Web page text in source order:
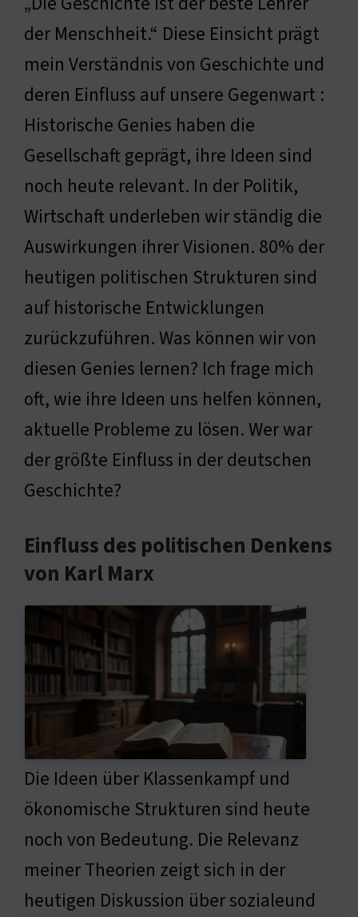
der Menschheit.“ Diese Einsicht prägt
mein Verständnis von Geschichte und
deren Einfluss auf unsere Gegenwart :
Historische Genies haben die
Gesellschaft geprägt, ihre Ideen sind
noch heute relevant. In der Politik,
Wirtschaft underleben wir ständig die
Auswirkungen ihrer Visionen. 80% der
heutigen politischen Strukturen sind
auf historische Entwicklungen
zurückzuführen. Was können wir von
diesen Genies lernen? Ich frage mich
oft, wie ihre Ideen uns helfen können,
aktuelle Probleme zu lösen. Wer war
der größte Einfluss in der deutschen
Geschichte?
Einfluss des politischen Denkens
von Karl Marx
Die Ideen über Klassenkampf und
ökonomische Strukturen sind heute
noch von Bedeutung. Die Relevanz
meiner Theorien zeigt sich in der
heutigen Diskussion über sozialeund